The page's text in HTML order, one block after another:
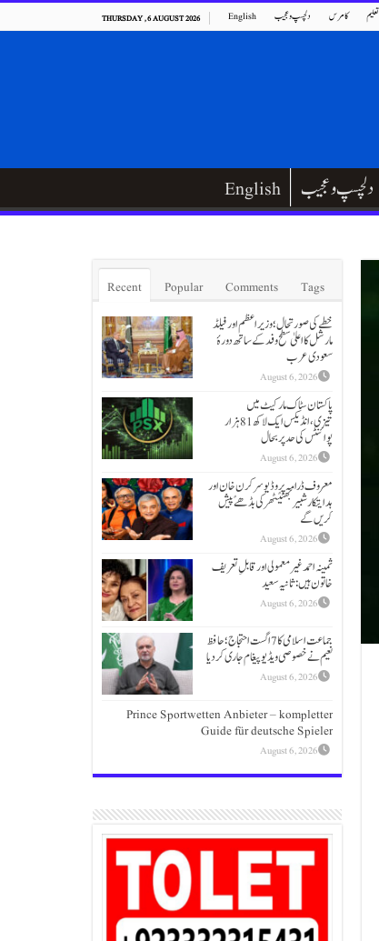
THURSDAY , 6 AUGUST 2026 English دلچسپ و عجیب کامرس تعلیم
English دلچسپ و عجیب
Recent Popular Comments
Tags
خطے کی صورتحال؛ وزیراعظم اور فیلڈ
مارشل کا اعلیٰ سطح وفد کے ساتھ دورۂ
سعودی عرب
August 6, 2026
پاکستان سٹاک مارکیٹ میں
تیزی،انڈیکس ایک لاکھ 81 ہزار
پوائنٹس کی حد پر بحال
August 6, 2026
معروف ڈرامہ پروڈیوسر کرن خان اور
ہدایتکار شبیر بھٹیًٹھرکی بڈھےًپیش
کریں گے
August 6, 2026
ثمینہ احمد غیر معمولی اور قابلِ تعریف
خاتون ہیں: ثانیہ سعید
August 6, 2026
جماعت اسلامی کا 7 اگست احتجاج؛حافظ
نعیم نے خصوصی ویڈیو پیغام جاری کردیا
August 6, 2026
Prince Sportwetten Anbieter – kompletter
Guide für deutsche Spieler
August 6, 2026